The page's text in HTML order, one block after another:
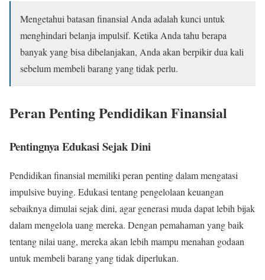
Mengetahui batasan finansial Anda adalah kunci untuk
menghindari belanja impulsif. Ketika Anda tahu berapa
banyak yang bisa dibelanjakan, Anda akan berpikir dua kali
sebelum membeli barang yang tidak perlu.
Peran Penting Pendidikan Finansial
Pentingnya Edukasi Sejak Dini
Pendidikan finansial memiliki peran penting dalam mengatasi
impulsive buying. Edukasi tentang pengelolaan keuangan
sebaiknya dimulai sejak dini, agar generasi muda dapat lebih bijak
dalam mengelola uang mereka. Dengan pemahaman yang baik
tentang nilai uang, mereka akan lebih mampu menahan godaan
untuk membeli barang yang tidak diperlukan.